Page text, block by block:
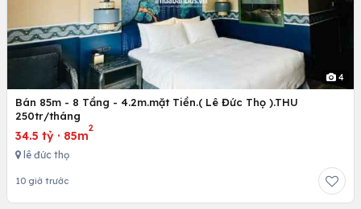
4
Bán 85m - 8 Tầng - 4.2m.mặt Tiền.( Lê Đức Thọ ).THU
250tr/tháng
34.5 tỷ · 85m
2
lê đức thọ
10 giờ trước